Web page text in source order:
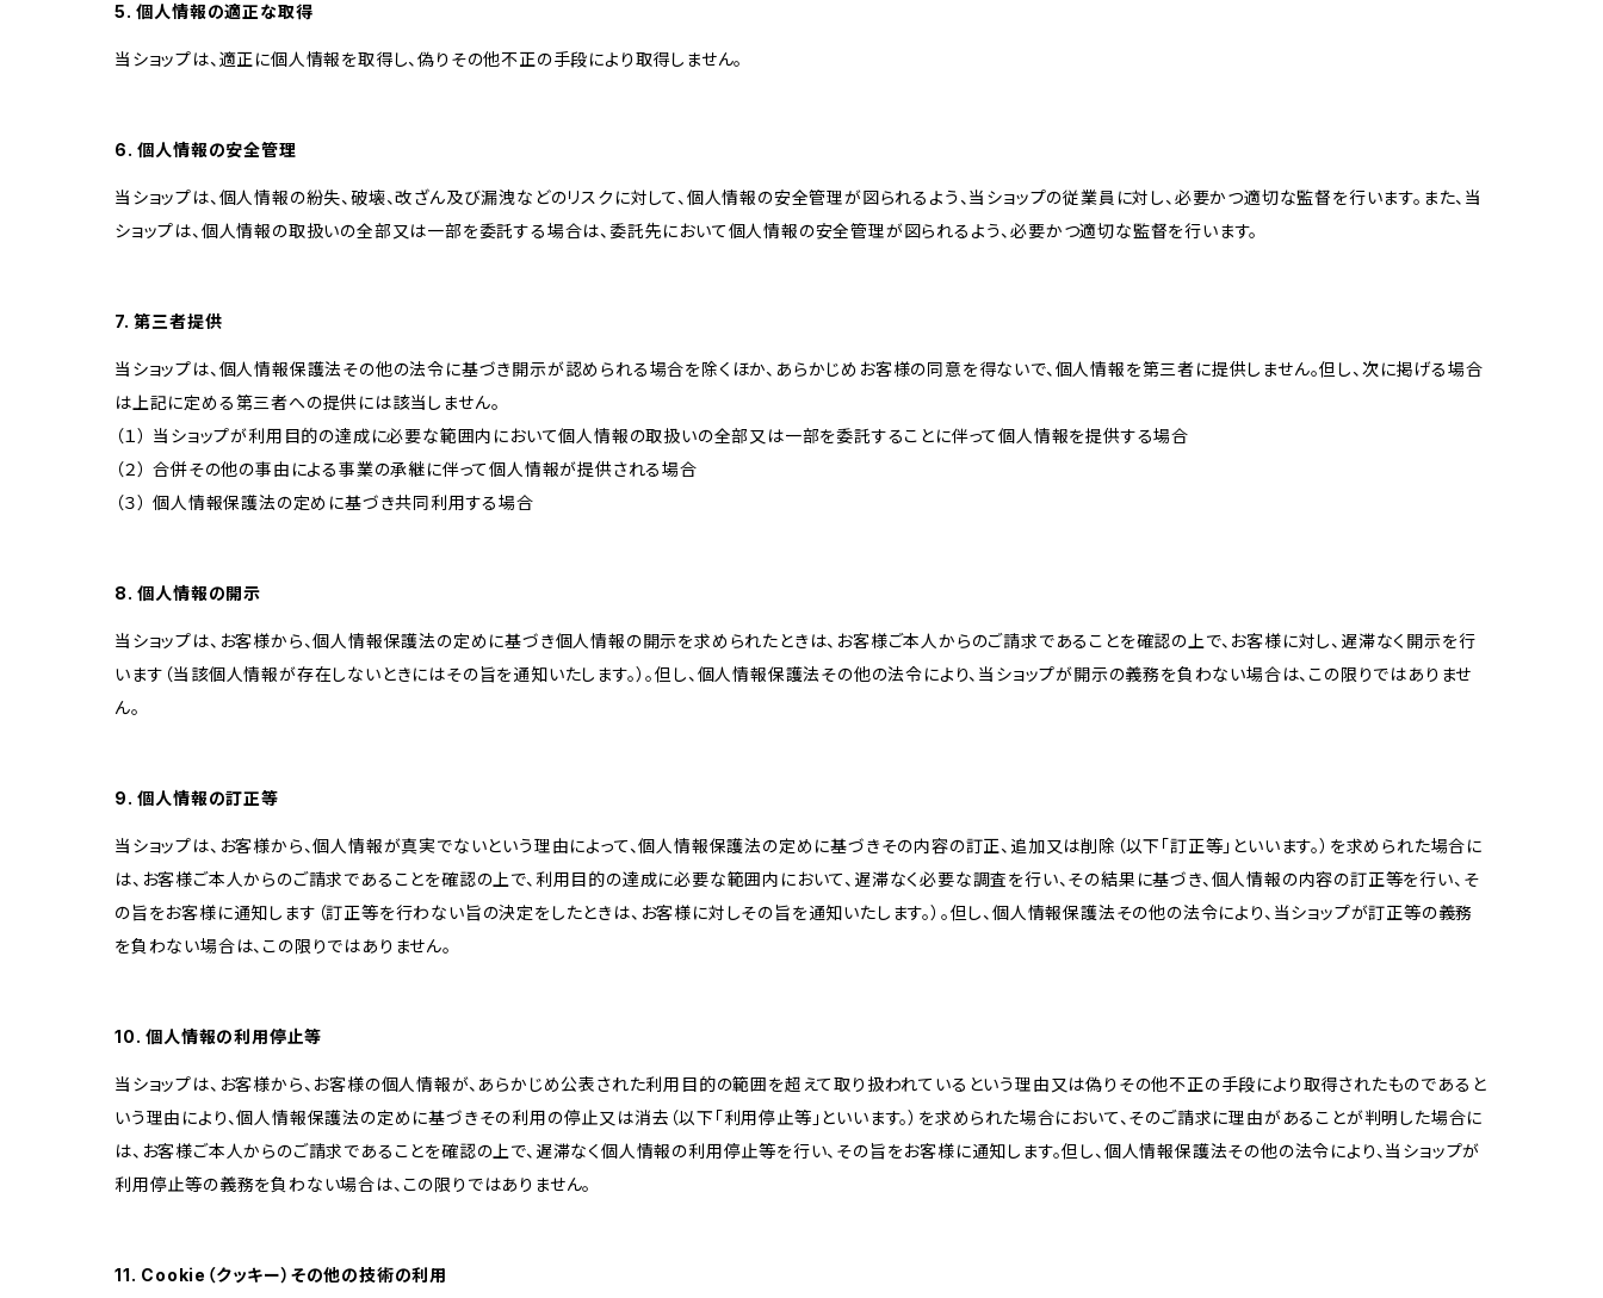
5. 個人情報の適正な取得
当ショップは、適正に個人情報を取得し、偽りその他不正の手段により取得しません。
6. 個人情報の安全管理
当ショップは、個人情報の紛失、破壊、改ざん及び漏洩などのリスクに対して、個人情報の安全管理が図られるよう、当ショップの従業員に対し、必要かつ適切な監督を行います。また、当
ショップは、個人情報の取扱いの全部又は一部を委託する場合は、委託先において個人情報の安全管理が図られるよう、必要かつ適切な監督を行います。
7. 第三者提供
当ショップは、個人情報保護法その他の法令に基づき開示が認められる場合を除くほか、あらかじめお客様の同意を得ないで、個人情報を第三者に提供しません。但し、次に掲げる場合
は上記に定める第三者への提供には該当しません。
（１） 当ショップが利用目的の達成に必要な範囲内において個人情報の取扱いの全部又は一部を委託することに伴って個人情報を提供する場合
（２） 合併その他の事由による事業の承継に伴って個人情報が提供される場合
（３） 個人情報保護法の定めに基づき共同利用する場合
8. 個人情報の開示
当ショップは、お客様から、個人情報保護法の定めに基づき個人情報の開示を求められたときは、お客様ご本人からのご請求であることを確認の上で、お客様に対し、遅滞なく開示を行
います（当該個人情報が存在しないときにはその旨を通知いたします。）。但し、個人情報保護法その他の法令により、当ショップが開示の義務を負わない場合は、この限りではありませ
ん。
9. 個人情報の訂正等
当ショップは、お客様から、個人情報が真実でないという理由によって、個人情報保護法の定めに基づきその内容の訂正、追加又は削除（以下「訂正等」といいます。）を求められた場合に
は、お客様ご本人からのご請求であることを確認の上で、利用目的の達成に必要な範囲内において、遅滞なく必要な調査を行い、その結果に基づき、個人情報の内容の訂正等を行い、そ
の旨をお客様に通知します（訂正等を行わない旨の決定をしたときは、お客様に対しその旨を通知いたします。）。但し、個人情報保護法その他の法令により、当ショップが訂正等の義務
を負わない場合は、この限りではありません。
10. 個人情報の利用停止等
当ショップは、お客様から、お客様の個人情報が、あらかじめ公表された利用目的の範囲を超えて取り扱われているという理由又は偽りその他不正の手段により取得されたものであると
いう理由により、個人情報保護法の定めに基づきその利用の停止又は消去（以下「利用停止等」といいます。）を求められた場合において、そのご請求に理由があることが判明した場合に
は、お客様ご本人からのご請求であることを確認の上で、遅滞なく個人情報の利用停止等を行い、その旨をお客様に通知します。但し、個人情報保護法その他の法令により、当ショップが
利用停止等の義務を負わない場合は、この限りではありません。
11. Cookie（クッキー）その他の技術の利用